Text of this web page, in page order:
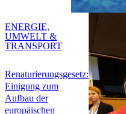
Renaturierungsgesetz:
Einigung zum
Aufbau der
europäischen
ENERGIE,
UMWELT &
TRANSPORT